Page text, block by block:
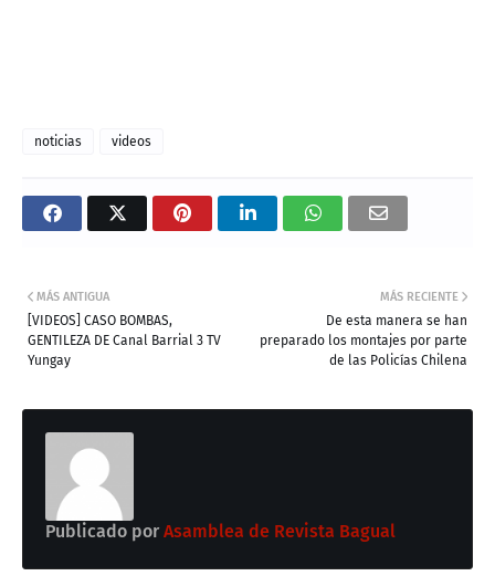
noticias videos
MÁS RECIENTE
De esta manera se han
preparado los montajes por parte
de las Policías Chilena
MÁS ANTIGUA
[VIDEOS] CASO BOMBAS,
GENTILEZA DE Canal Barrial 3 TV
Yungay
Publicado por Asamblea de Revista Bagual